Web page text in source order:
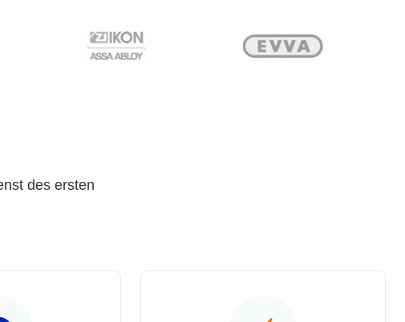
des ersten